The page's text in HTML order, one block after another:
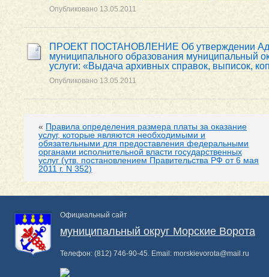
Опубликовано 13.05.2011
ПРОЕКТ ПОСТАНОВЛЕНИЕ Об утверждении
муниципального образования муниципальный
услуги: «Выдача архивных справок, выписок,
Опубликовано 13.05.2011
« Правила определения размера платы за оказание
услуг, которые являются необходимыми и
обязательными для предоставления федеральными
органами исполнительной власти государственных
услуг (утв. постановлением Правительства РФ от 6 мая
2011 г. N 352)
Официальный сайт
муниципальный округ Морские Ворота
Телефон: (812) 746-90-45. Email: morskievorota@mail.ru